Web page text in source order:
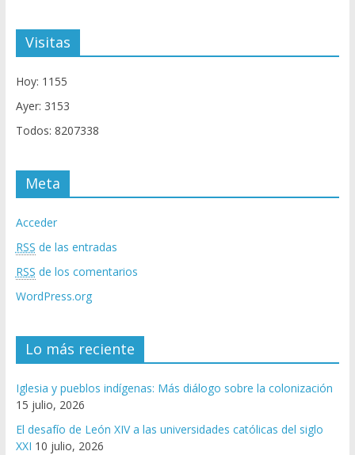
Visitas
Hoy: 1155
Ayer: 3153
Todos: 8207338
Meta
Acceder
RSS de las entradas
RSS de los comentarios
WordPress.org
Lo más reciente
Iglesia y pueblos indígenas: Más diálogo sobre la colonización
15 julio, 2026
El desafío de León XIV a las universidades católicas del siglo
XXI 10 julio, 2026